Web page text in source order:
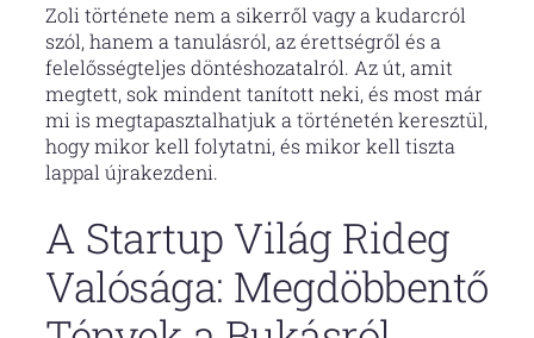
Zoli története nem a sikerről vagy a kudarcról
szól, hanem a tanulásról, az érettségről és a
felelősségteljes döntéshozatalról. Az út, amit
megtett, sok mindent tanított neki, és most már
mi is megtapasztalhatjuk a történetén keresztül,
hogy mikor kell folytatni, és mikor kell tiszta
lappal újrakezdeni.
A Startup Világ Rideg
Valósága: Megdöbbentő